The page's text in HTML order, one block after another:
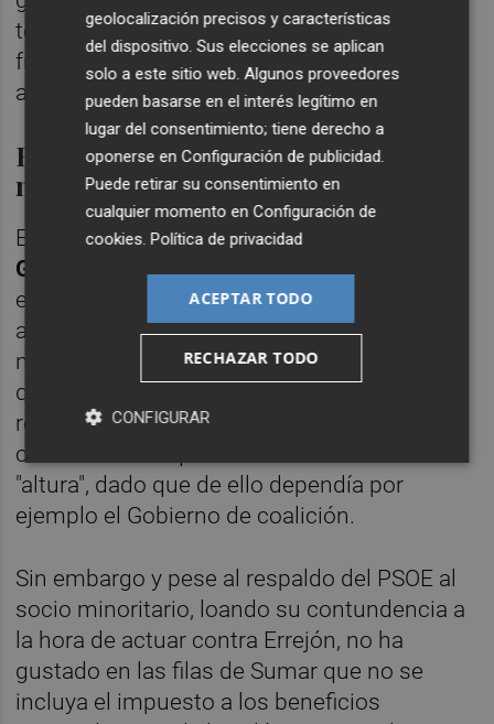
toda la izquierda, pero que el proyecto de
frente amplio es necesario y solo saldrá
adelante desde la cohesión.
Hay que recomponerse para
negociar con el PSOE
El secretario general del grupo,
Guijarro
, fue gráfico en una rueda de prensa
el pasado martes al definir el impacto de las
acusaciones contra Errejón como "bomba
nuclear" y que la izquierda alternativa tenía
que encontrar una salida para
recomponerse. Eso sí, se mostraba
convencido de que todos iban a estar a la
"altura", dado que de ello dependía por
ejemplo el Gobierno de coalición.
Sin embargo y pese al respaldo del PSOE al
socio minoritario, loando su contundencia a
la hora de actuar contra Errejón, no ha
gustado en las filas de Sumar que no se
incluya el impuesto a los beneficios
geolocalización precisos y características
del dispositivo. Sus elecciones se aplican
solo a este sitio web. Algunos proveedores
pueden basarse en el interés legítimo en
lugar del consentimiento; tiene derecho a
oponerse enConfiguración de publicidad
Puede retirar su consentimiento en
cualquier momento enConfiguración de
cookies .Política de privacidad
ACEPTAR TODO
RECHAZAR TODO
CONFIGURAR